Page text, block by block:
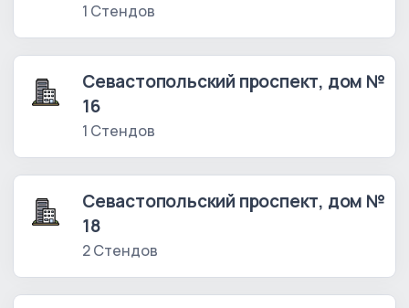
1 Стендов
Севастопольский проспект, дом №
16
1 Стендов
Севастопольский проспект, дом №
18
2 Стендов